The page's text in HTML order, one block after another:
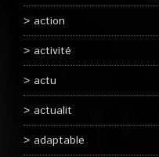
action
activité
actu
actualit
adaptable